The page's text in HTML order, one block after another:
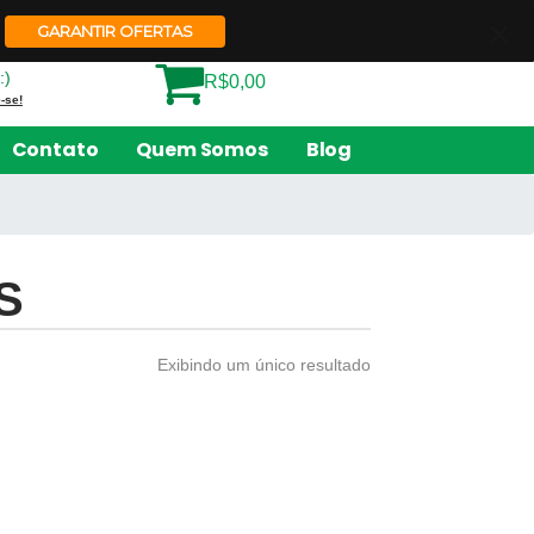
GARANTIR OFERTAS Quem Somos
se!
R$0,00
Contato Quem Somos Blog
Exibindo um único resultado